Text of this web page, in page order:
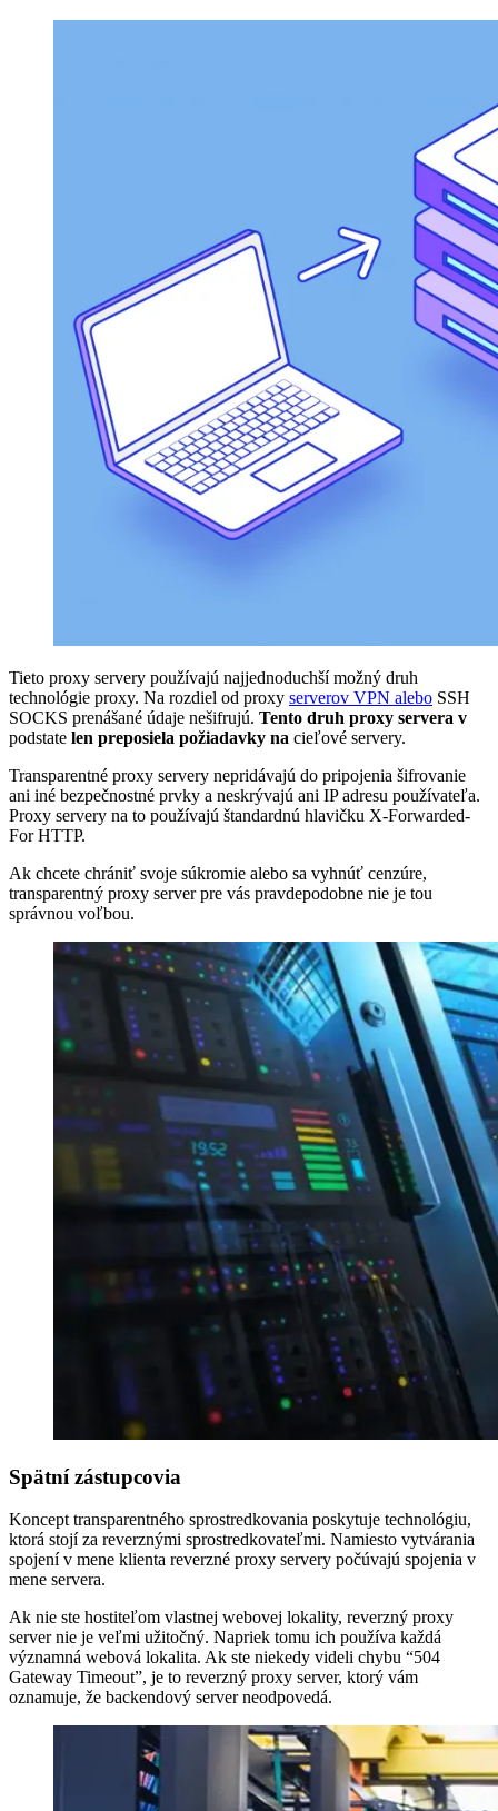
Tieto proxy servery používajú najjednoduchší možný druh
technológie proxy. Na rozdiel od proxy serverov VPN alebo SSH
SOCKS prenášané údaje nešifrujú. Tento druh proxy servera v
podstate len preposiela požiadavky na cieľové servery.
Transparentné proxy servery nepridávajú do pripojenia šifrovanie
ani iné bezpečnostné prvky a neskrývajú ani IP adresu používateľa.
Proxy servery na to používajú štandardnú hlavičku X-Forwarded-
For HTTP.
Ak chcete chrániť svoje súkromie alebo sa vyhnúť cenzúre,
transparentný proxy server pre vás pravdepodobne nie je tou
správnou voľbou.
Spätní zástupcovia
Koncept transparentného sprostredkovania poskytuje technológiu,
ktorá stojí za reverznými sprostredkovateľmi. Namiesto vytvárania
spojení v mene klienta reverzné proxy servery počúvajú spojenia v
mene servera.
Ak nie ste hostiteľom vlastnej webovej lokality, reverzný proxy
server nie je veľmi užitočný. Napriek tomu ich používa každá
významná webová lokalita. Ak ste niekedy videli chybu “504
Gateway Timeout”, je to reverzný proxy server, ktorý vám
oznamuje, že backendový server neodpovedá.